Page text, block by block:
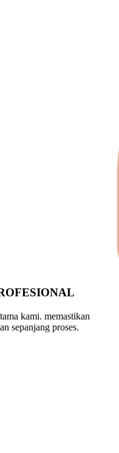
kami. memastikan
sepanjang proses.